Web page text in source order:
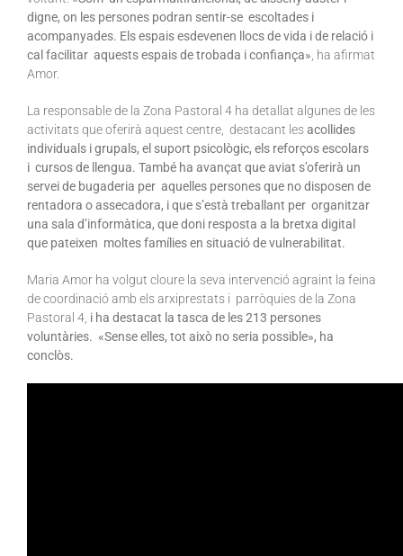
digne, on les persones podran sentir-se escoltades i
acompanyades. Els espais esdevenen llocs de vida i de relació i
cal facilitar aquests espais de trobada i confiança» , ha afirmat
Amor.
La responsable de la Zona Pastoral 4 ha detallat algunes de les
activitats que oferirà aquest centre, destacant lesacollides
individuals i grupals, el suport psicològic, els reforços escolars
i cursos de llengua. També ha avançat que aviat s’oferirà un
servei de bugaderia per aquelles persones que no disposen de
rentadora o assecadora, i que s’està treballant per organitzar
una sala d’informàtica, que doni resposta a la bretxa digital
que pateixen moltes famílies en situació de vulnerabilitat.
Maria Amor ha volgut cloure la seva intervenció agraint la feina
de coordinació amb els arxiprestats i parròquies de la Zona
Pastoral 4, i ha destacat la tasca de les 213 persones
voluntàries. «Sense elles, tot això no seria possible», ha
conclòs.